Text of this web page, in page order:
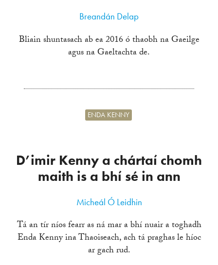
Breandán Delap
Bliain shuntasach ab ea 2016 ó thaobh na Gaeilge
agus na Gaeltachta de.
D’imir Kenny a chártaí chomh
maith is a bhí sé in ann
ENDA KENNY
Micheál Ó Leidhin
Tá an tír níos fearr as ná mar a bhí nuair a toghadh
Enda Kenny ina Thaoiseach, ach tá praghas le híoc
ar gach rud.